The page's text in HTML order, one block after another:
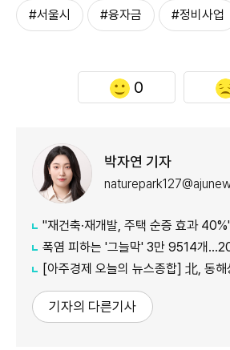
#서울시 #융자금 #정비사업
0
박자연 기자
"재건축·재개발, 주택 순증 효과 40%"...서울시, 대통
폭염 피하는 '그늘막' 3만 9514개…2019
[아주경제 오늘의 뉴스종합] 北, 동해상으로 단거리탄도미
기자의 다른기사